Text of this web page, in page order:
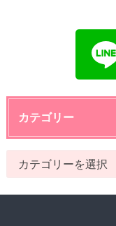
カテゴリー